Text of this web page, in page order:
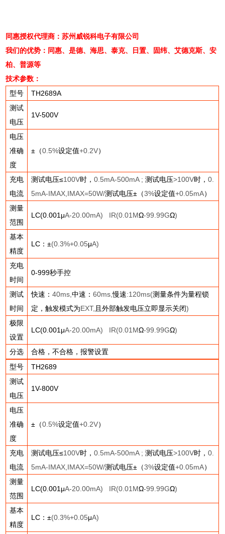
同惠授权代理商：苏州威锐科电子有限公司
我们的优势：同惠、是德、海思、泰克、日置、固纬、艾德克斯、安
柏、普源等
技术参数：
型号
TH2689A
测试
电压
1V-500V
电压
准确
度
±（0.5%设定值+0.2V）
充电
电流
测试电压≤100V时，0.5mA-500mA ;测试电压>100V时，0.
5mA-IMAX,IMAX=50W/测试电压±（3%设定值+0.05mA）
测量
范围
LC(0.001 μA-20.00mA) IR(0.01MΩ-99.99GΩ)
基本
精度
LC ：±(0.3%+0.05μA)
充电
时间
0-999秒手控
测试
时间
快速：40ms,中速：60ms,慢速:120ms(测量条件为量程锁
定，触发模式为EXT, 且外部触发电压立即显示关闭)
极限
设置
LC(0.001 μA-20.00mA) IR(0.01MΩ-99.99GΩ)
分选
合格，不合格，报警设置
型号
TH2689
测试
电压
1V-800V
电压
准确
度
±（0.5%设定值+0.2V）
充电
电流
测试电压≤100V时，0.5mA-500mA ;测试电压>100V时，0.
5mA-IMAX,IMAX=50W/测试电压±（3%设定值+0.05mA）
测量
范围
LC(0.001 μA-20.00mA) IR(0.01MΩ-99.99GΩ)
基本
精度
LC ：±(0.3%+0.05μA)